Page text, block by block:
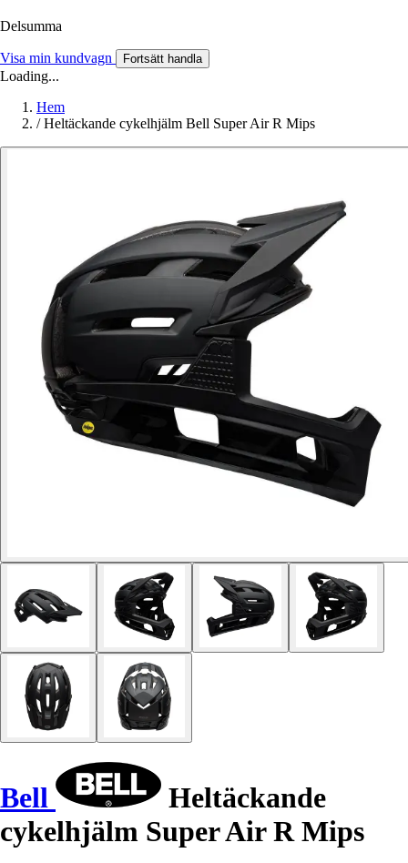
Delsumma
Visa min kundvagn Fortsätt handla
Loading...
Hem
/ Heltäckande cykelhjälm Bell Super Air R Mips
Bell
Heltäckande
cykelhjälm Super Air R Mips